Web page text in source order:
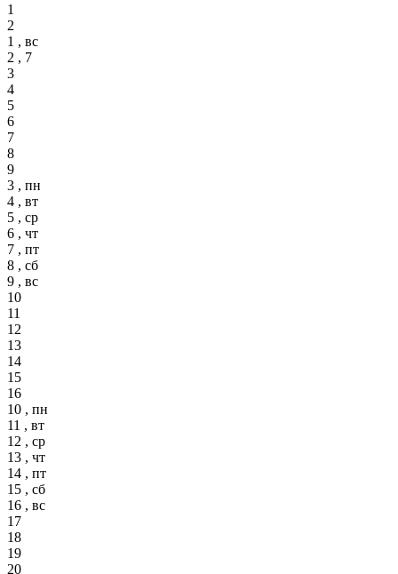
1
2
1 , вс
2 , 7
3
4
5
6
7
8
9
3 , пн
4 , вт
5 , ср
6 , чт
7 , пт
8 , сб
9 , вс
10
11
12
13
14
15
16
10 , пн
11 , вт
12 , ср
13 , чт
14 , пт
15 , сб
16 , вс
17
18
19
20